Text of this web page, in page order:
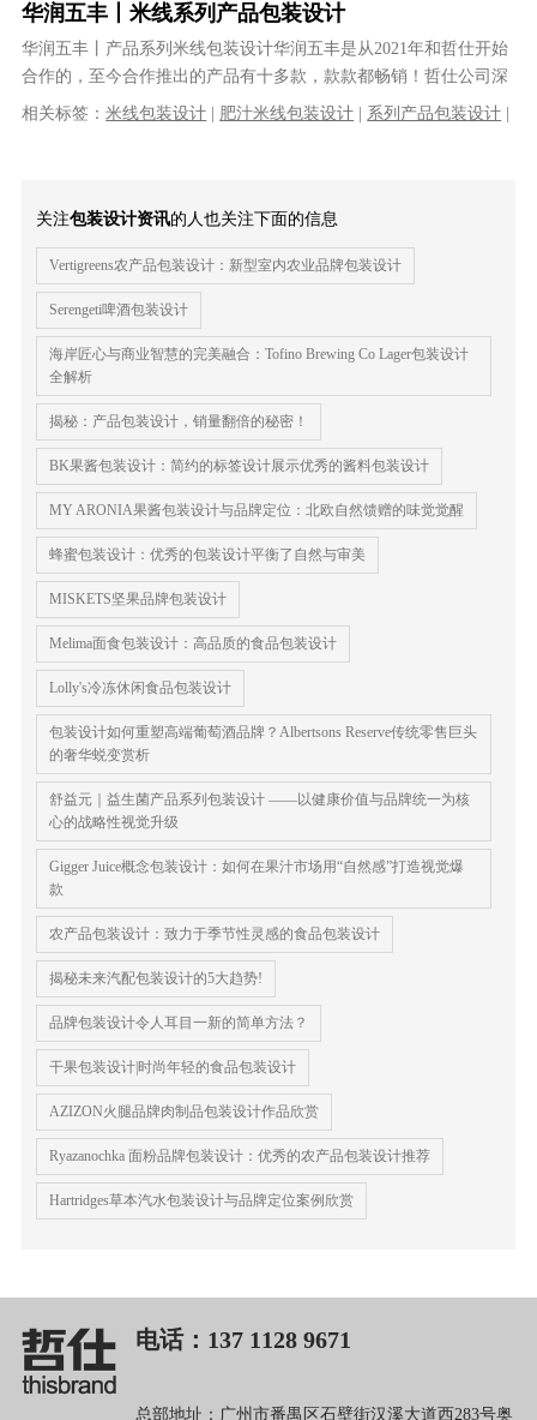
华润五丰丨米线系列产品包装设计
华润五丰丨产品系列米线包装设计华润五丰是从2021年和哲仕开始
合作的，至今合作推出的产品有十多款，款款都畅销！哲仕公司深
度参与江西五丰食品列产品的品牌......
相关标签：米线包装设计 肥汁米线包装设计 系列产品包装设计
关注包装设计资讯的人也关注下面的信息
Vertigreens农产品包装设计：新型室内农业品牌包装设计
Serengeti啤酒包装设计
海岸匠心与商业智慧的完美融合：Tofino Brewing Co Lager包装设计
全解析
揭秘：产品包装设计，销量翻倍的秘密！
BK果酱包装设计：简约的标签设计展示优秀的酱料包装设计
MY ARONIA果酱包装设计与品牌定位：北欧自然馈赠的味觉觉醒
蜂蜜包装设计：优秀的包装设计平衡了自然与审美
MISKETS坚果品牌包装设计
Melima面食包装设计：高品质的食品包装设计
Lolly's冷冻休闲食品包装设计
包装设计如何重塑高端葡萄酒品牌？Albertsons Reserve传统零售巨头
的奢华蜕变赏析
舒益元｜益生菌产品系列包装设计 ——以健康价值与品牌统一为核
心的战略性视觉升级
Gigger Juice概念包装设计：如何在果汁市场用“自然感”打造视觉爆
款
农产品包装设计：致力于季节性灵感的食品包装设计
揭秘未来汽配包装设计的5大趋势!
品牌包装设计令人耳目一新的简单方法？
干果包装设计|时尚年轻的食品包装设计
AZIZON火腿品牌肉制品包装设计作品欣赏
Ryazanochka 面粉品牌包装设计：优秀的农产品包装设计推荐
Hartridges草本汽水包装设计与品牌定位案例欣赏
电话：137 1128 9671
总部地址：广州市番禺区石壁街汉溪大道西283号奥